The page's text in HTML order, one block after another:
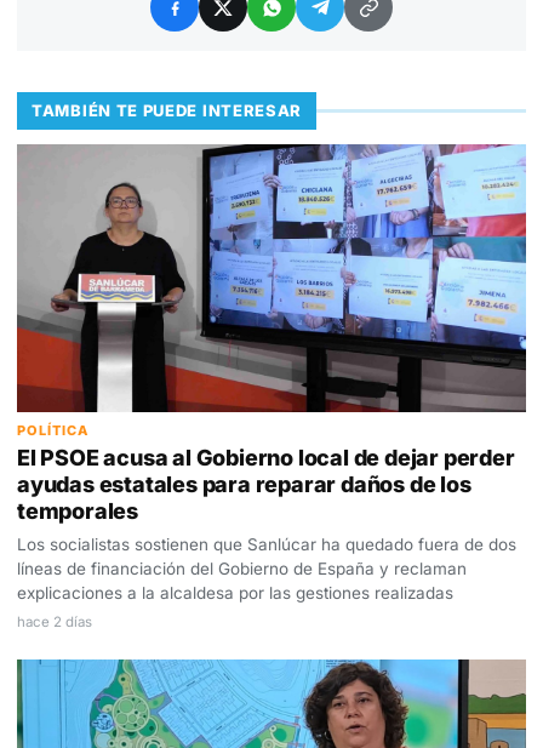
TAMBIÉN TE PUEDE INTERESAR
POLÍTICA
El PSOE acusa al Gobierno local de dejar perder
ayudas estatales para reparar daños de los
temporales
Los socialistas sostienen que Sanlúcar ha quedado fuera de dos
líneas de financiación del Gobierno de España y reclaman
explicaciones a la alcaldesa por las gestiones realizadas
hace 2 días